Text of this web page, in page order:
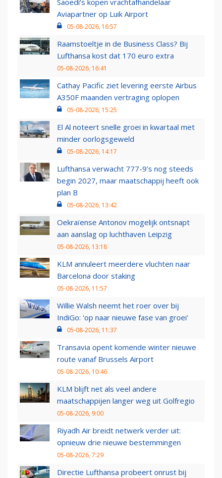
Saoedi’s kopen vrachtafhandelaar
Aviapartner op Luik Airport
05-08-2026, 16:57
Raamstoeltje in de Business Class? Bij
Lufthansa kost dat 170 euro extra
05-08-2026, 16:41
Cathay Pacific ziet levering eerste Airbus
A350F maanden vertraging oplopen
05-08-2026, 15:25
El Al noteert snelle groei in kwartaal met
minder oorlogsgeweld
05-08-2026, 14:17
Lufthansa verwacht 777-9’s nog steeds
begin 2027, maar maatschappij heeft ook
plan B
05-08-2026, 13:42
Oekraïense Antonov mogelijk ontsnapt
aan aanslag op luchthaven Leipzig
05-08-2026, 13:18
KLM annuleert meerdere vluchten naar
Barcelona door staking
05-08-2026, 11:57
Willie Walsh neemt het roer over bij
IndiGo: 'op naar nieuwe fase van groei'
05-08-2026, 11:37
Transavia opent komende winter nieuwe
route vanaf Brussels Airport
05-08-2026, 10:46
KLM blijft net als veel andere
maatschappijen langer weg uit Golfregio
05-08-2026, 9:00
Riyadh Air breidt netwerk verder uit:
opnieuw drie nieuwe bestemmingen
05-08-2026, 7:29
Directie Lufthansa probeert onrust bij